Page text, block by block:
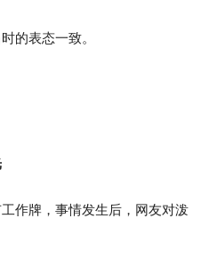
的表态一致。
作牌，事情发生后，网友对泼